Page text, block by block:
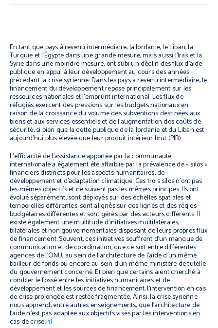
En tant que pays à revenu intermédiaire, la Jordanie, le Liban, la
Turquie et l’Égypte dans une grande mesure, mais aussi l’Irak et la
Syrie dans une moindre mesure, ont subi un déclin des flux d’aide
publique en appui à leur développement au cours des années
précédant la crise syrienne. Dans les pays à revenu intermédiaire, le
financement du développement repose principalement sur les
ressources nationales et l’emprunt international. Les flux de
réfugiés exercent des pressions sur les budgets nationaux en
raison de la croissance du volume des subventions destinées aux
biens et aux services essentiels et de l’augmentation des coûts de
sécurité, si bien que la dette publique de la Jordanie et du Liban est
aujourd’hui plus élevée que leur produit intérieur brut (PIB).
L’efficacité de l’assistance apportée par la communauté
internationale a également été affaiblie par la prévalence de « silos »
financiers distincts pour les aspects humanitaires, de
développement et d’adaptation climatique. Ces trois silos n’ont pas
les mêmes objectifs et ne suivent pas les mêmes principes. Ils ont
évolué séparément, sont déployés sur des échelles spatiales et
temporelles différentes, sont alignés sur des lignes et des règles
budgétaires différentes et sont gérés par des acteurs différents. Il
existe également une multitude d’initiatives multilatérales,
bilatérales et non gouvernementales disposant de leurs propres flux
de financement. Souvent, ces initiatives souffrent d’un manque de
communication et de coordination, que ce soit entre différentes
agences de l’ONU, au sein de l’architecture de l’aide d’un même
bailleur de fonds ou encore au sein d’un même ministère de tutelle
du gouvernement concerné. Et bien que certains aient cherché à
combler le fossé entre les initiatives humanitaires et de
développement et les sources de financement, l’intervention en cas
de crise prolongée est restée fragmentée. Ainsi, la crise syrienne
nous apprend, entre autres enseignements, que l’architecture de
l’aide n’est pas adaptée aux objectifs visés par les interventions en
cas de crise.[1]